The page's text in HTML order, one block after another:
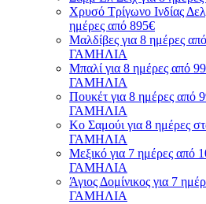
Χρυσό Τρίγωνο Ινδίας
ημέρες από 895€
Μαλδίβες για 8 ημέρες
ΓΑΜΗΛΙΑ
Μπαλί για 8 ημέρες από
ΓΑΜΗΛΙΑ
Πουκέτ για 8 ημέρες
ΓΑΜΗΛΙΑ
Κο Σαμούι για 8 ημέρες
ΓΑΜΗΛΙΑ
Μεξικό για 7 ημέρες
ΓΑΜΗΛΙΑ
Άγιος Δομίνικος για 7
ΓΑΜΗΛΙΑ